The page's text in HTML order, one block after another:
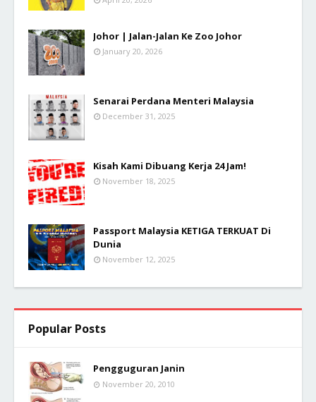
Johor | Jalan-Jalan Ke Zoo Johor
January 20, 2026
Senarai Perdana Menteri Malaysia
December 31, 2025
Kisah Kami Dibuang Kerja 24 Jam!
November 18, 2025
Passport Malaysia KETIGA TERKUAT Di
Dunia
November 12, 2025
Popular Posts
Pengguguran Janin
November 20, 2010